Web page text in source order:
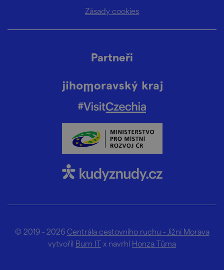
Zásady cookies
Partneři
© 2019 - 2026 Centrála cestovního ruchu - Jižní Morava
vytvořil Burn IT x navrhl Honza Tůma